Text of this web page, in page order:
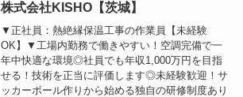
株式会社KISHO【茨城】
▼正社員：熱絶縁保温工事の作業員【未経験
OK】▼工場内勤務で働きやすい！空調完備で一
年中快適な環境◎社員でも年収1,000万円を目指
せる！技術を正当に評価します◎未経験歓迎！サ
ッカーボール作りから始める独自の研修制度あり